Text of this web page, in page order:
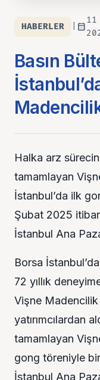
HABERLER calendar_month
Basın
Halka arz
tamamlayan
İstanbul’da ilk
Şubat 2025
İstanbul Ana
Borsa
72 yıllık
Vişne Madencilik
yatırımcılardan
tamamlayan
gong töreniyle
İstanbul Ana